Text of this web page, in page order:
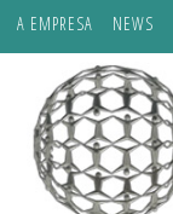
A EMPRESA NEWS